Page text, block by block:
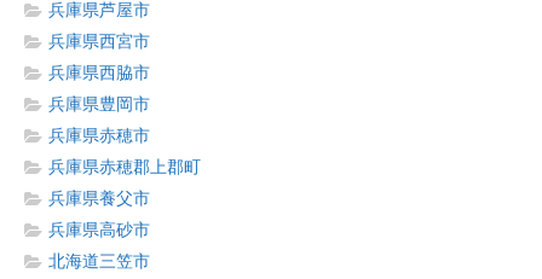
兵庫県芦屋市
兵庫県西宮市
兵庫県西脇市
兵庫県豊岡市
兵庫県赤穂市
兵庫県赤穂郡上郡町
兵庫県養父市
兵庫県高砂市
北海道三笠市